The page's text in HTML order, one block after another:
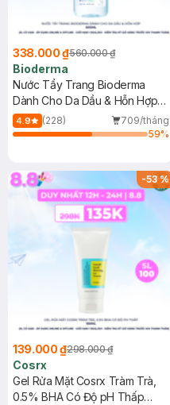
338.000 ₫560.000 ₫
Bioderma
Nước Tẩy Trang Bioderma
Dành Cho Da Dầu & Hỗn Hợp
500ml
4.9 (228)
709/tháng
59%
-53%
139.000 ₫298.000 ₫
Cosrx
Gel Rửa Mặt Cosrx Tràm Trà,
0.5% BHA Có Độ pH Thấp